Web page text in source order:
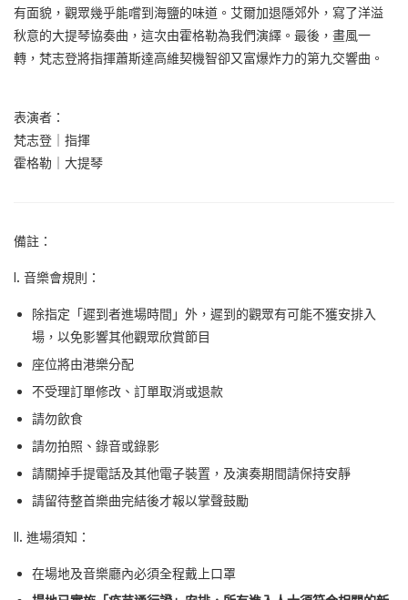
有面貌，觀眾幾乎能嚐到海鹽的味道。艾爾加退隱郊外，寫了洋溢
秋意的大提琴協奏曲，這次由霍格勒為我們演繹。最後，畫風一
轉，梵志登將指揮蕭斯達高維契機智卻又富爆炸力的第九交響曲。
表演者：
梵志登｜指揮
霍格勒｜大提琴
備註：
I. 音樂會規則：
除指定「遲到者進場時間」外，遲到的觀眾有可能不獲安排入
場，以免影響其他觀眾欣賞節目
座位將由港樂分配
不受理訂單修改、訂單取消或退款
請勿飲食
請勿拍照、錄音或錄影
請關掉手提電話及其他電子裝置，及演奏期間請保持安靜
請留待整首樂曲完結後才報以掌聲鼓勵
II. 進場須知：
在場地及音樂廳內必須全程戴上口罩